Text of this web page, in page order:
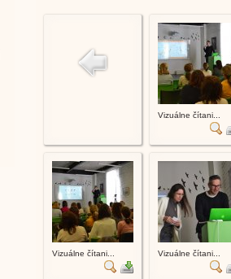
Vizuálne čítani...
Vizuálne čítani... Vizuálne čítani...